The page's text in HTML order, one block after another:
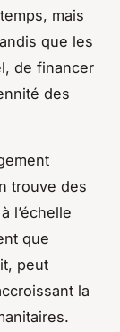
mais
que les
de financer
des
trouve des
l’échelle
que
peut
la